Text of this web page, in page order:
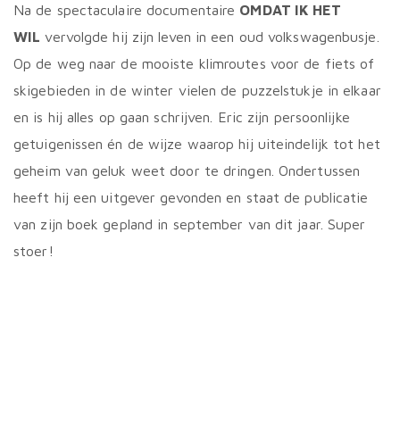
Na de spectaculaire documentaire OMDAT IK HET
WIL vervolgde hij zijn leven in een oud volkswagenbusje.
Op de weg naar de mooiste klimroutes voor de fiets of
skigebieden in de winter vielen de puzzelstukje in elkaar
en is hij alles op gaan schrijven. Eric zijn persoonlijke
getuigenissen én de wijze waarop hij uiteindelijk tot het
geheim van geluk weet door te dringen. Ondertussen
heeft hij een uitgever gevonden en staat de publicatie
van zijn boek gepland in september van dit jaar. Super
stoer!